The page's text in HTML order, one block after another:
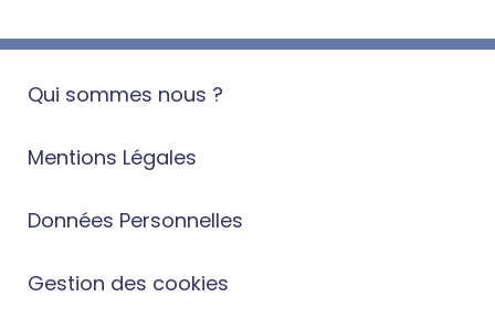
Qui sommes nous ?
Mentions Légales
Données Personnelles
Gestion des cookies